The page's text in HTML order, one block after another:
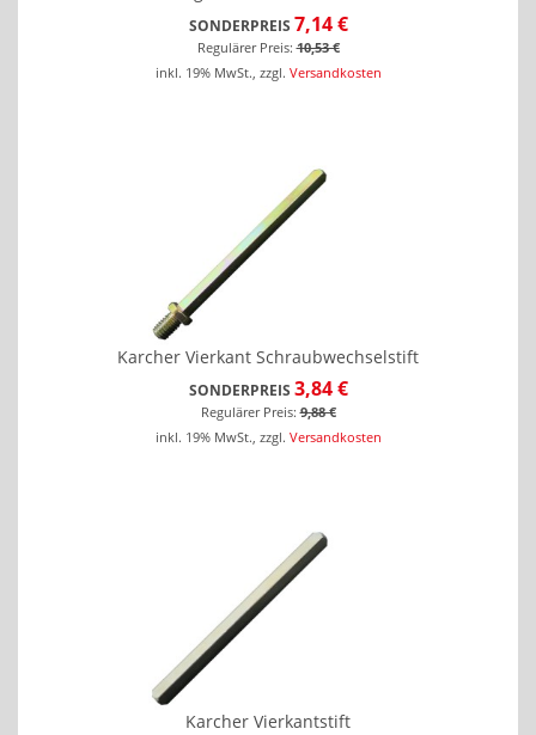
SONDERPREIS 7,14 €
Regulärer Preis: 10,53 €
inkl. 19% MwSt., zzgl. Versandkosten
Karcher Vierkant Schraubwechselstift
SONDERPREIS 3,84 €
Regulärer Preis: 9,88 €
inkl. 19% MwSt., zzgl. Versandkosten
Karcher Vierkantstift